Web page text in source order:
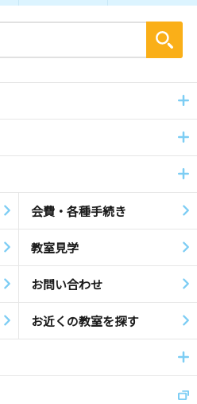
会費・各種手続き
教室見学
お問い合わせ
お近くの教室を探す